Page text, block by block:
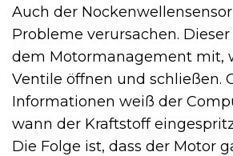
Auch der
Probleme verursachen.
dem Motormanagement mit,
Ventile öffnen und schließen.
Informationen weiß der
wann der Kraftstoff
Die Folge ist, dass der Motor